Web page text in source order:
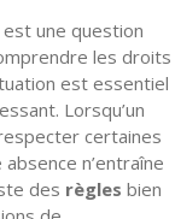
est une question
les droits
est essentiel
Lorsqu’un
certaines
n’entraîne
des règles bien